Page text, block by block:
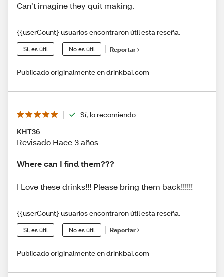
Can’t imagine they quit making.
{{userCount} usuarios encontraron útil esta reseña.
Sí, es útil No es útil Reportar
Publicado originalmente en drinkbai.com
Sí, lo recomiendo
KHT36
Revisado Hace 3 años
Where can I find them???
I Love these drinks!!! Please bring them back!!!!!!
{{userCount} usuarios encontraron útil esta reseña.
Sí, es útil No es útil Reportar
Publicado originalmente en drinkbai.com